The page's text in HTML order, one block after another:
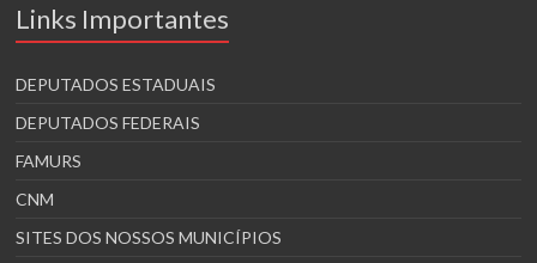
Links Importantes
DEPUTADOS ESTADUAIS
DEPUTADOS FEDERAIS
FAMURS
CNM
SITES DOS NOSSOS MUNICÍPIOS